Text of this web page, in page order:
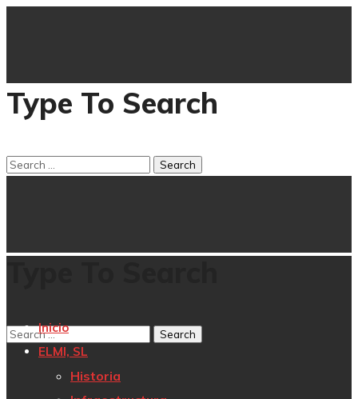
Type To Search
Inicio
ELMI, SL
Historia